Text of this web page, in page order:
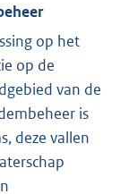
op het
op de
van de
is
deze vallen